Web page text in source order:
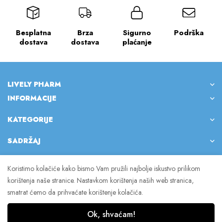
Besplatna
dostava
Brza
dostava
Sigurno
plaćanje
Podrška
LIVELY PHARM
INFORMACIJE
KATEGORIJE
SADRŽAJ
© 2023 Lively Pharm. Sva prava pridržana.
Koristimo kolačiće kako bismo Vam pružili najbolje iskustvo prilikom
korištenja naše stranice. Nastavkom korištenja naših web stranica,
smatrat ćemo da prihvaćate korištenje kolačića.
Ok, shvaćam!